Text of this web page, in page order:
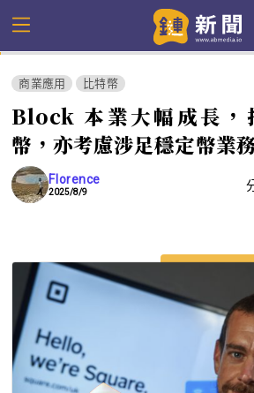
商業應用 比特幣
Block 本業大幅成長，
幣，亦考慮涉足穩定幣業
Florence
2025/8/9